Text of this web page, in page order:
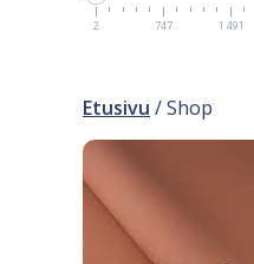
2 747 1 491
Etusivu / Shop